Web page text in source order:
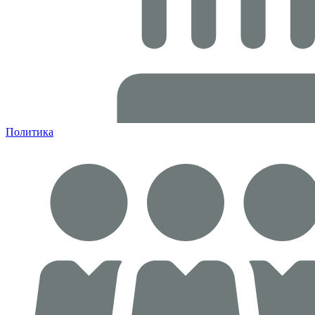
Политика